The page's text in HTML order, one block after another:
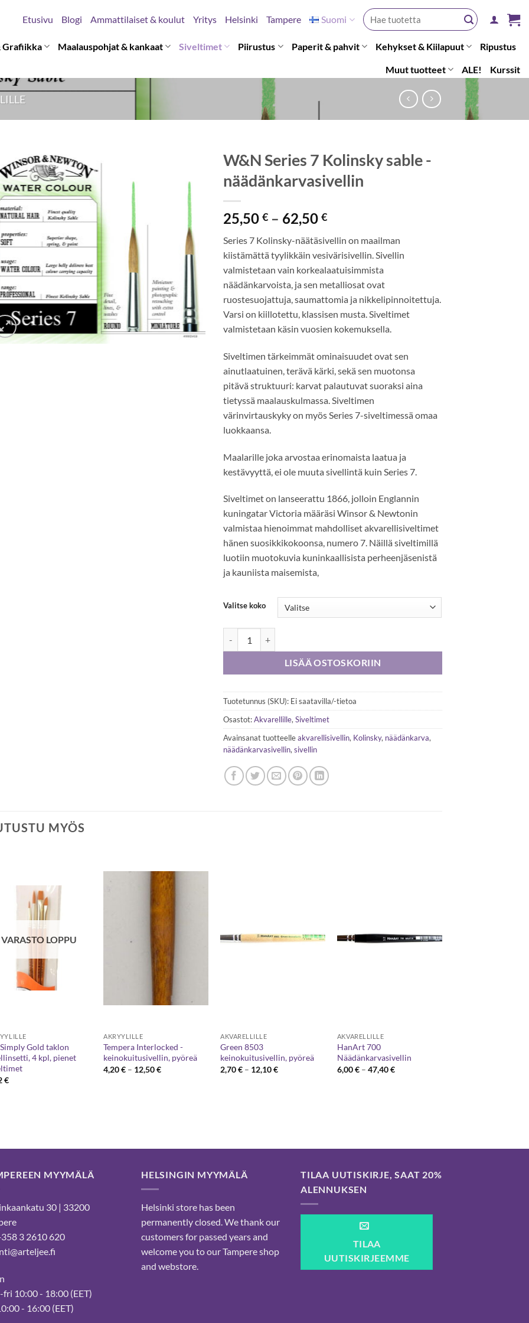
Etusivu Blogi Ammattilaiset & koulut Yritys Helsinki Tampere Suomi
Etsi:
Grafiikka Maalauspohjat & kankaat Siveltimet Piirustus Paperit & pahvit Kehykset & Kiilapuut Ripustus
Muut tuotteet ALE! Kurssit
W&N Series 7 Kolinsky sable -
näädänkarvasivellin
25,50€ – 62,50€Hintaluokka:
-
62,50 €
Series 7 Kolinsky-näätäsivellin on maailman
kiistämättä tyylikkäin vesivärisivellin. Sivellin
valmistetaan vain korkealaatuisimmista
näädänkarvoista, ja sen metalliosat ovat
ruostesuojattuja, saumattomia ja nikkelipinnoitettuja.
Varsi on kiillotettu, klassisen musta. Siveltimet
valmistetaan käsin vuosien kokemuksella.
Siveltimen tärkeimmät ominaisuudet ovat sen
ainutlaatuinen, terävä kärki, sekä sen muotonsa
pitävä struktuuri: karvat palautuvat suoraksi aina
tietyssä maalauskulmassa. Siveltimen
värinvirtauskyky on myös Series 7-siveltimessä omaa
luokkaansa.
Maalarille joka arvostaa erinomaista laatua ja
kestävyyttä, ei ole muuta sivellintä kuin Series 7.
Siveltimet on lanseerattu 1866, jolloin Englannin
kuningatar Victoria määräsi Winsor & Newtonin
valmistaa hienoimmat mahdolliset akvarellisiveltimet
hänen suosikkikokoonsa, numero 7. Näillä siveltimillä
luotiin muotokuvia kuninkaallisista perheenjäsenistä
ja kauniista maisemista,
Valitse koko
LISÄÄ OSTOSKORIIN
Tuotetunnus (SKU): Ei saatavilla/-tietoa
Osastot:Akvarellille,Siveltimet
Avainsanat tuotteelleakvarellisivellin, Kolinsky, näädänkarva,
näädänkarvasivellin,sivellin
MYÖS
VARASTO LOPPU
Gold taklon
4 kpl, pienet
€
AKRYYLILLE
Tempera Interlocked -
keinokuitusivellin, pyöreä
4,20€ – 12,50€Hintaluokka:
AKVARELLILLE
Green 8503
keinokuitusivellin, pyöreä
2,70€ – 12,10€Hintaluokka:
AKVARELLILLE
HanArt 700
Näädänkarvasivellin
6,00€ – 47,40€Hintaluokka:
MYYMÄLÄ
30 | 33200
3 2610 620
fri 10:00 - 18:00 (EET)
- 16:00 (EET)
HELSINGIN MYYMÄLÄ
Helsinki store has been
permanently closed. We thank our
customers for passed years and
welcome you to our Tampere shop
and webstore.
TILAA UUTISKIRJE, SAAT 20%
ALENNUKSEN
TILAA
UUTISKIRJEEMME